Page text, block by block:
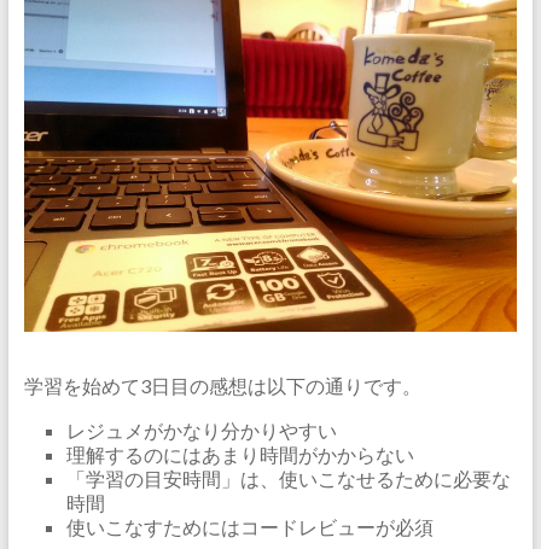
学習を始めて3日目の感想は以下の通りです。
レジュメがかなり分かりやすい
理解するのにはあまり時間がかからない
「学習の目安時間」は、使いこなせるために必要な
時間
使いこなすためにはコードレビューが必須